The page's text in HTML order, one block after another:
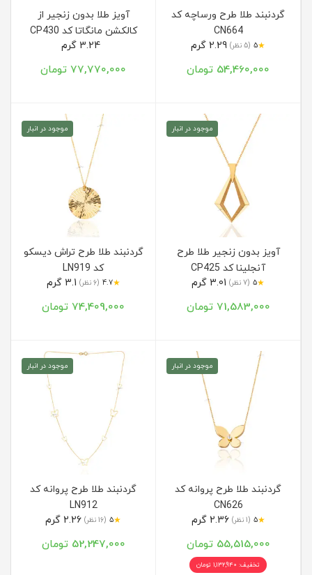
گردنبند طلا طرح ورساچه کد
CN664
★
5 (5 نظر)
54,460,000 تومان
آویز طلا بدون زنجیر از
کالکشن مانگاتا کد CP430
77,770,000 تومان
موجود در انبار
آویز بدون زنجیر طلا طرح
آنجلینا کد CP425
★
5 (7 نظر)
71,583,000 تومان
موجود در انبار
گردنبند طلا طرح تراش دیسکو
کد LN919
★
4.7 (6 نظر)
74,409,000 تومان
موجود در انبار
گردنبند طلا طرح پروانه کد
CN626
★
5 (1 نظر) 2.36 گرم
55,515,000 تومان
تخفیف: 1,132,940 تومان
موجود در انبار
گردنبند طلا طرح پروانه کد
LN912
★
5 (16 نظر)
52,247,000 تومان